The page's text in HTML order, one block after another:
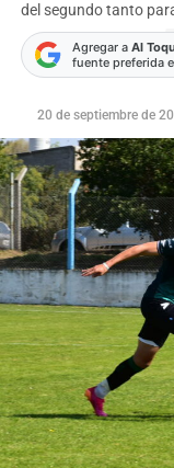
del segundo tanto
Agregar a Al
fuente preferida
20 de septiembre de